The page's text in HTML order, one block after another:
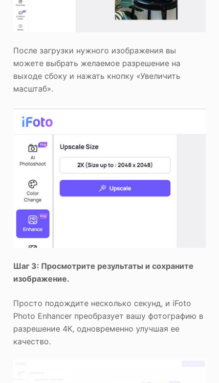
После загрузки нужного изображения вы
можете выбрать желаемое разрешение на
выходе сбоку и нажать кнопку «Увеличить
масштаб».
Шаг 3: Просмотрите результаты и сохраните
изображение.
Просто подождите несколько секунд, и iFoto
Photo Enhancer преобразует вашу фотографию в
разрешение 4K, одновременно улучшая ее
качество.